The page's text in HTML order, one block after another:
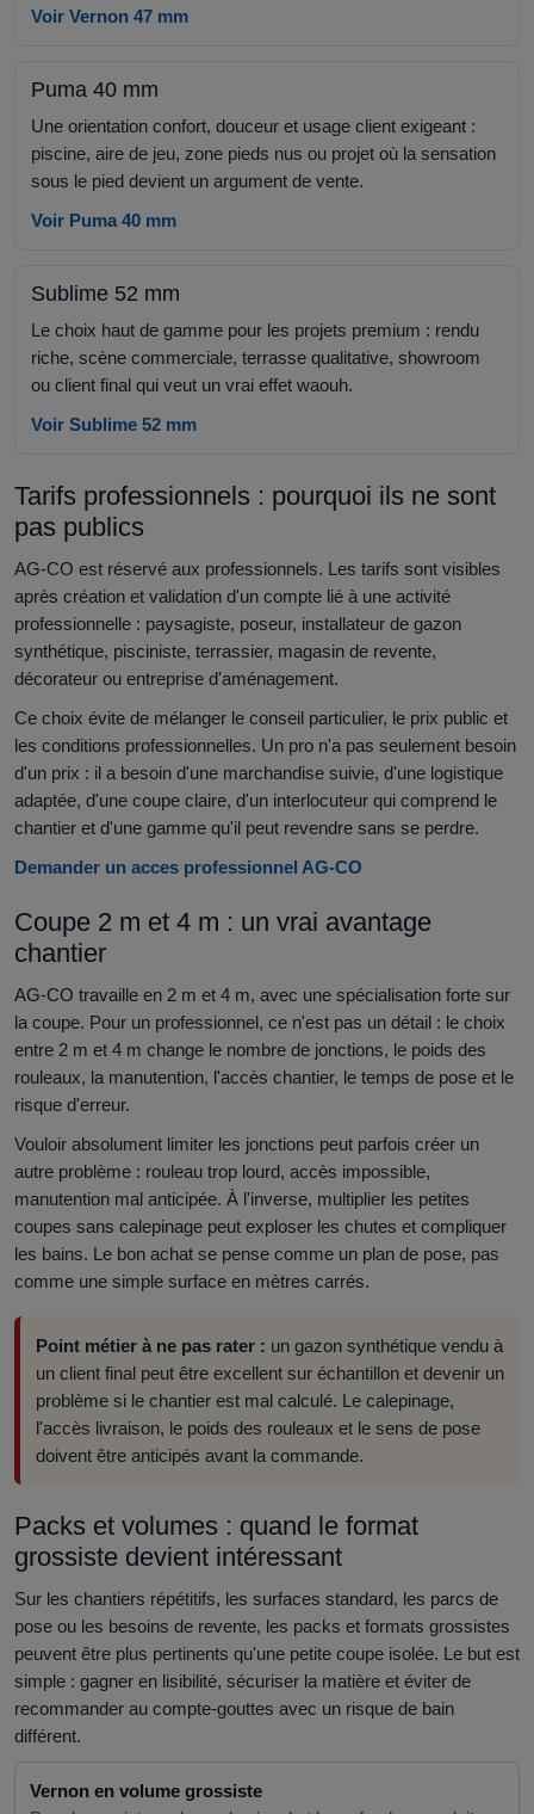
Voir Vernon 47 mm
Puma 40 mm
Une orientation confort, douceur et usage client exigeant :
piscine, aire de jeu, zone pieds nus ou projet où la sensation
sous le pied devient un argument de vente.
Voir Puma 40 mm
Sublime 52 mm
Le choix haut de gamme pour les projets premium : rendu
riche, scène commerciale, terrasse qualitative, showroom
ou client final qui veut un vrai effet waouh.
Voir Sublime 52 mm
Tarifs professionnels : pourquoi ils ne sont
pas publics
AG-CO est réservé aux professionnels. Les tarifs sont visibles
après création et validation d'un compte lié à une activité
professionnelle : paysagiste, poseur, installateur de gazon
synthétique, pisciniste, terrassier, magasin de revente,
décorateur ou entreprise d'aménagement.
Ce choix évite de mélanger le conseil particulier, le prix public et
les conditions professionnelles. Un pro n'a pas seulement besoin
d'un prix : il a besoin d'une marchandise suivie, d'une logistique
adaptée, d'une coupe claire, d'un interlocuteur qui comprend le
chantier et d'une gamme qu'il peut revendre sans se perdre.
Demander un acces professionnel AG-CO
Coupe 2 m et 4 m : un vrai avantage
chantier
AG-CO travaille en 2 m et 4 m, avec une spécialisation forte sur
la coupe. Pour un professionnel, ce n'est pas un détail : le choix
entre 2 m et 4 m change le nombre de jonctions, le poids des
rouleaux, la manutention, l'accès chantier, le temps de pose et le
risque d'erreur.
Vouloir absolument limiter les jonctions peut parfois créer un
autre problème : rouleau trop lourd, accès impossible,
manutention mal anticipée. À l'inverse, multiplier les petites
coupes sans calepinage peut exploser les chutes et compliquer
les bains. Le bon achat se pense comme un plan de pose, pas
comme une simple surface en mètres carrés.
Point métier à ne pas rater : un gazon synthétique vendu à
un client final peut être excellent sur échantillon et devenir un
problème si le chantier est mal calculé. Le calepinage,
l'accès livraison, le poids des rouleaux et le sens de pose
doivent être anticipés avant la commande.
Packs et volumes : quand le format
grossiste devient intéressant
Sur les chantiers répétitifs, les surfaces standard, les parcs de
pose ou les besoins de revente, les packs et formats grossistes
peuvent être plus pertinents qu'une petite coupe isolée. Le but est
simple : gagner en lisibilité, sécuriser la matière et éviter de
recommander au compte-gouttes avec un risque de bain
différent.
Vernon en volume grossiste